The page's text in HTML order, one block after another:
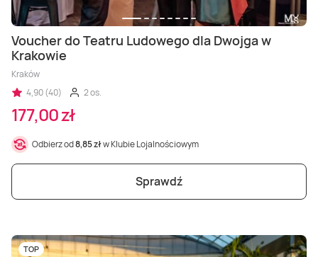
Voucher do Teatru Ludowego dla Dwojga w
Krakowie
Kraków
4,90 (40)
2 os.
177,00 zł
Odbierz od8,85 złw Klubie Lojalnościowym
Sprawdź
TOP